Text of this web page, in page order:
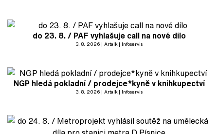
do 23. 8. / PAF vyhlašuje call na nové dílo
3. 8. 2026 Artalk Infoservis
NGP hledá pokladní / prodejce*kyně v knihkupectví
3. 8. 2026 Artalk Infoservis